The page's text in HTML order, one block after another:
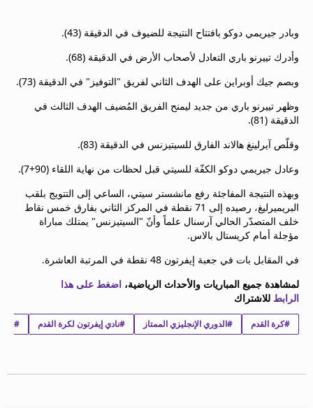
النشرة
الإخبارية
اتصل بنا
beIN CONNECT
beIN MEDIA GROUP
ترددات beIN SPORTS
الأسئلة الأكثر شيوعاً
دليل التلفاز
احصل على beIN
معلومات عن هذا الموقع
وبادر جيريمي دوكو بافتتاح النتيجة للضيوف في الدقيقة (43).
وأدرك تييرنو باري التعادل لأصحاب الأرض في الدقيقة (68).
وبصم جيك أوبراين على الهدف الثاني لفريق "التوفيز" في الدقيقة (73).
وظهر تييرنو باري من جديد ليمنح الفريق المُضيف الهدف الثالث في
الدقيقة (81).
وقلّص آيرلينغ هالاند الفارق للسيتيزنس في الدقيقة (83).
وعادل جيريمي دوكو الكفّة للسيتي قبل لحظات من نهاية اللقاء (90+7).
وبهذه النتيجة المفاجئة رفع مانشستر سيتي، الساعي إلى التتويج بلقب
البريميرليغ، رصيده إلى 71 نقطة في المركز الثاني بفارق خمس نقاط
خلف المتصدّر الحالي آرسنال علماً وأنّ "السيتيزنس" يمتلك مباراة
مؤجلة أمام كريستال بالاس.
في المقابل بات في جعبة إيفرتون 48 نقطة في المرتبة العاشرة.
لمشاهدة جميع المباريات والأحداث الرياضية، اضغط على هذا
الرابط للاشتراك
#كرة القدم #الدوري الإنجليزي الممتاز #نادي إيفرتون لكرة القدم